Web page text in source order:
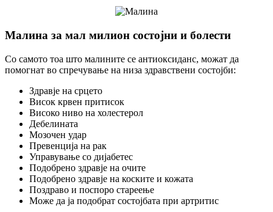
Малина за мал милион состојни и болести
Со самото тоа што малините се антиоксиданс, можат да
помогнат во спречување на низа здравствени состојби:
Здравје на срцето
Висок крвен притисок
Високо ниво на холестерол
Дебелината
Мозочен удар
Превенција на рак
Управување со дијабетес
Подобрено здравје на очите
Подобрено здравје на коските и кожата
Поздраво и поспоро стареење
Може да ја подобрат состојбата при артритис